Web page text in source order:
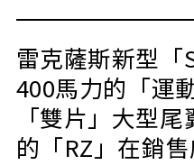
雷克薩斯新型「
400馬力的「運
「雙片」大型
的「RZ」在銷